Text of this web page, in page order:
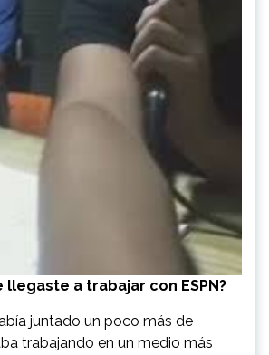
llegaste a trabajar con ESPN?
juntado un poco más de
trabajando en un medio más